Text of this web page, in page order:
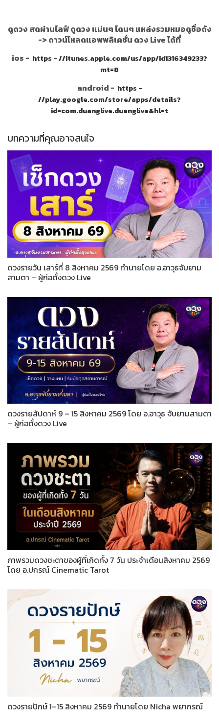
ดูดวง สดผ่านไลฟ์ ดูดวง แม่นๆ โดนๆ แหล่งรวมหมอดูชื่อดัง
-> ดาวน์โหลดแอพพลิเคชั่น ดวง Live ได้ที่
ios - https - //itunes.apple.com/us/app/id1316349233?
mt=8
android - https -
//play.google.com/store/apps/details?
id=com.duanglive.duanglive&hl=t
บทความที่คุณอาจสนใจ
ดวงรายวัน เสาร์ที่ 8 สิงหาคม 2569 ทำนายโดย อ.อาวุธจับยาม
สามตา – ผู้ก่อตั้งดวง Live
ดวงรายสัปดาห์ 9 – 15 สิงหาคม 2569 โดย อ.อาวุธ จับยามสามตา
– ผู้ก่อตั้งดวง Live
ภาพรวมดวงชะตาของผู้ที่เกิดทั้ง 7 วัน ประจำเดือนสิงหาคม 2569
โดย อ.ปกรณ์ Cinematic Tarot
ดวงรายปักษ์ 1–15 สิงหาคม 2569 ทำนายโดย Nicha พยากรณ์